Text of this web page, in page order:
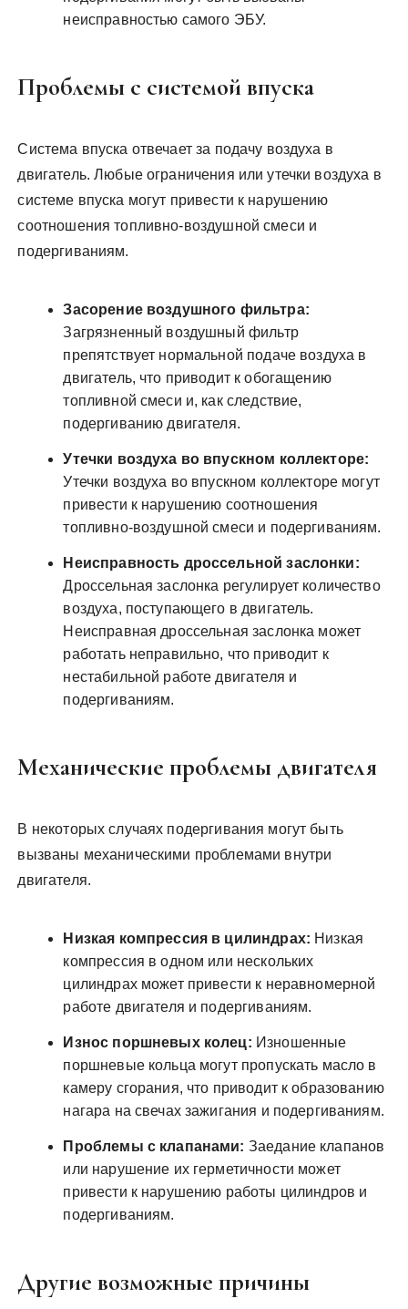
неисправностью самого ЭБУ.
Проблемы с системой впуска
Система впуска отвечает за подачу воздуха в
двигатель. Любые ограничения или утечки воздуха в
системе впуска могут привести к нарушению
соотношения топливно-воздушной смеси и
подергиваниям.
Засорение воздушного фильтра:
Загрязненный воздушный фильтр
препятствует нормальной подаче воздуха в
двигатель, что приводит к обогащению
топливной смеси и, как следствие,
подергиванию двигателя.
Утечки воздуха во впускном коллекторе:
Утечки воздуха во впускном коллекторе могут
привести к нарушению соотношения
топливно-воздушной смеси и подергиваниям.
Неисправность дроссельной заслонки:
Дроссельная заслонка регулирует количество
воздуха, поступающего в двигатель.
Неисправная дроссельная заслонка может
работать неправильно, что приводит к
нестабильной работе двигателя и
подергиваниям.
Механические проблемы двигателя
В некоторых случаях подергивания могут быть
вызваны механическими проблемами внутри
двигателя.
Низкая компрессия в цилиндрах: Низкая
компрессия в одном или нескольких
цилиндрах может привести к неравномерной
работе двигателя и подергиваниям.
Износ поршневых колец: Изношенные
поршневые кольца могут пропускать масло в
камеру сгорания, что приводит к образованию
нагара на свечах зажигания и подергиваниям.
Проблемы с клапанами: Заедание клапанов
или нарушение их герметичности может
привести к нарушению работы цилиндров и
подергиваниям.
Другие возможные причины